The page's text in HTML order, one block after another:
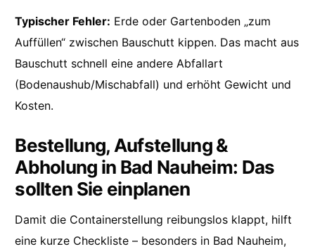
Typischer Fehler: Erde oder Gartenboden „zum
Auffüllen“ zwischen Bauschutt kippen. Das macht aus
Bauschutt schnell eine andere Abfallart
(Bodenaushub/Mischabfall) und erhöht Gewicht und
Kosten.
Bestellung, Aufstellung &
Abholung in Bad Nauheim: Das
sollten Sie einplanen
Damit die Containerstellung reibungslos klappt, hilft
eine kurze Checkliste – besonders in Bad Nauheim,